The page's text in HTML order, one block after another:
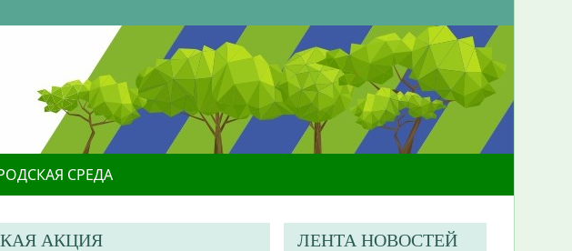
СРЕДА
АКЦИЯ ЛЕНТА НОВОСТЕЙ